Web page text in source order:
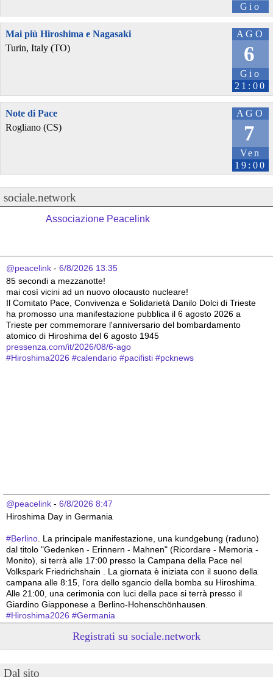
Gio
AGO
6
Gio
21:00
Mai più Hiroshima e Nagasaki
Turin, Italy (TO)
AGO
7
Ven
19:00
Note di Pace
Rogliano (CS)
sociale.network
Associazione Peacelink
@peacelink - 6/8/2026 13:35
85 secondi a mezzanotte!
mai così vicini ad un nuovo olocausto nucleare!
Il Comitato Pace, Convivenza e Solidarietà Danilo Dolci di Trieste
ha promosso una manifestazione pubblica il 6 agosto 2026 a
Trieste per commemorare l'anniversario del bombardamento
atomico di Hiroshima del 6 agosto 1945
pressenza.com/it/2026/08/6-ago
#Hiroshima2026 #calendario #pacifisti #pcknews
@peacelink - 6/8/2026 8:47
Hiroshima Day in Germania
#Berlino . La principale manifestazione, una kundgebung (raduno)
dal titolo "Gedenken - Erinnern - Mahnen" (Ricordare - Memoria -
Monito), si terrà alle 17:00 presso la Campana della Pace nel
Volkspark Friedrichshain . La giornata è iniziata con il suono della
campana alle 8:15, l'ora dello sgancio della bomba su Hiroshima.
Alle 21:00, una cerimonia con luci della pace si terrà presso il
Giardino Giapponese a Berlino-Hohenschönhausen.
#Hiroshima2026 #Germania
6/8/2026 8:44
Hiroshima Day in Germania
articolato. La commemorazione ufficiale è iniziata alle 8:00 con una
Registrati su sociale.network
Dal sito